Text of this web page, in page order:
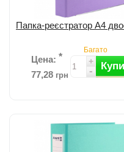
Папка-реєстратор А4
Цена: *
77,28 грн
Багато
+
-
Додати до порівняння